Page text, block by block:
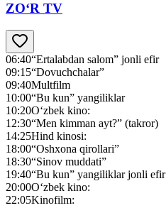
ZO‘R TV
06:40“Ertalabdan salom” jonli efir
09:15“Dovuchchalar”
09:40Multfilm
10:00“Bu kun” yangiliklar
10:20O‘zbek kino:
12:30“Men kimman ayt?” (takror)
14:25Hind kinosi:
18:00“Oshxona qirollari”
18:30“Sinov muddati”
19:40“Bu kun” yangiliklar jonli efir
20:00O‘zbek kino:
22:05Kinofilm: